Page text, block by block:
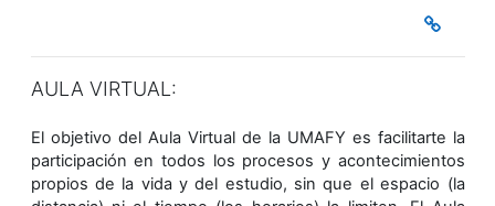
AULA VIRTUAL:
El objetivo del Aula Virtual de la UMAFY es facilitarte la
participación en todos los procesos y acontecimientos
propios de la vida y del estudio, sin que el espacio (la